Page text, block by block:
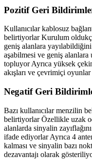
Pozitif Geri
Kullanıcılar kablosuz
belirtiyorlar Kurulum
geniş alanlara
aşabilmesi ve geniş alanlara
topluyor Ayrıca yüksek
akışları ve çevrimiçi
Negatif Geri
Bazı kullanıcılar menzilin
belirtiyorlar Özellikle uzak
alanlarda sinyalin
ifade ediyorlar Ayrıca 4
kalması ve sinyalin bazı
dezavantajı olarak